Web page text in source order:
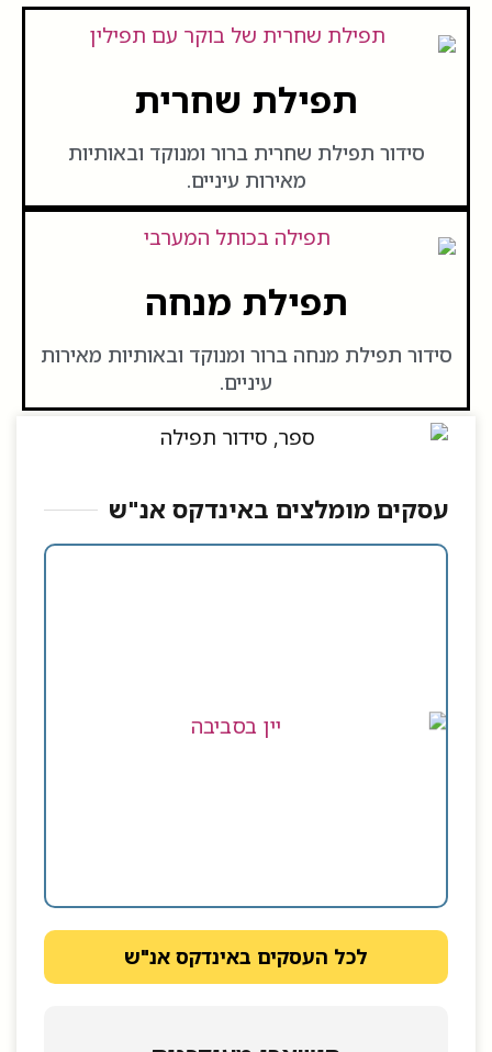
תפילת שחרית
סידור תפילת שחרית ברור ומנוקד ובאותיות
מאירות עיניים.
תפילת מנחה
סידור תפילת מנחה ברור ומנוקד ובאותיות מאירות
עיניים.
עסקים מומלצים באינדקס אנ"ש​
לכל העסקים באינדקס אנ"ש